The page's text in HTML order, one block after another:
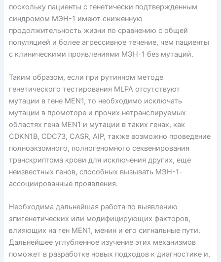
поскольку пациенты с генетически подтвержденным
синдромом МЭН-1 имеют сниженную
продолжительность жизни по сравнению с общей
популяцией и более агрессивное течение, чем пациенты
с клиническими проявлениями МЭН-1 без мутаций.
Таким образом, если при рутинном методе
генетического тестирования MLPA отсутствуют
мутации в гене MEN1, то необходимо исключать
мутации в промоторе и прочих нетранслируемых
областях гена MEN1 и мутации в таких генах, как
CDKN1B, CDC73, CASR, AIP, также возможно проведение
полноэкзомного, полногеномного секвенирования
транскриптома крови для исключения других, еще
неизвестных генов, способных вызывать МЭН-1-
ассоциированные проявления.
Необходима дальнейшая работа по выявлению
эпигенетических или модифицирующих факторов,
влияющих на ген MEN1, менин и его сигнальные пути.
Дальнейшее углубленное изучение этих механизмов
поможет в разработке новых подходов к диа­гностике и,